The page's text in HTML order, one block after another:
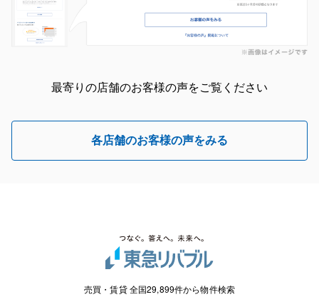
最寄りの店舗のお客様の声をご覧ください
各店舗のお客様の声をみる
売買・賃貸 全国29,899件から物件検索